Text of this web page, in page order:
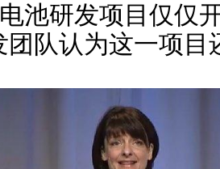
池研发项目仅仅
团队认为这一项目